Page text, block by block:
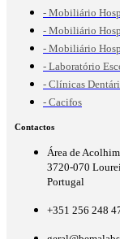
- Mobiliário
- Mobiliário
- Mobiliário
- Laboratório
- Clínicas
- Cacifos
Contactos
Área de
3720-070
Portugal
+351 256 248